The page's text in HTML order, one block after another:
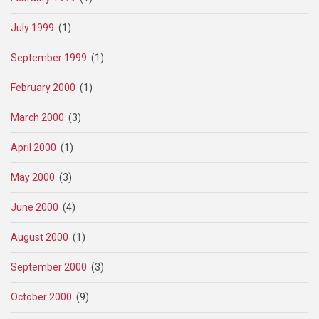
July 1999 (1)
September 1999 (1)
February 2000 (1)
March 2000 (3)
April 2000 (1)
May 2000 (3)
June 2000 (4)
August 2000 (1)
September 2000 (3)
October 2000 (9)